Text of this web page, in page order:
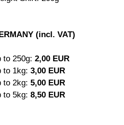
(incl. VAT)
to 250g: 2,00 EUR
to 1kg: 3,00 EUR
to 2kg: 5,00 EUR
to 5kg: 8,50 EUR